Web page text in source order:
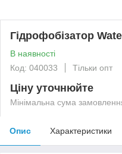
Гідрофобізатор
В наявності
Код: 040033
Тільки опт
Ціну уточнюйте
Мінімальна сума
Опис Характеристики